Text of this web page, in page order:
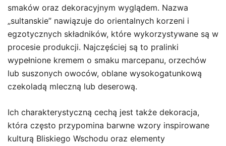
smaków oraz dekoracyjnym wyglądem. Nazwa
„sultanskie” nawiązuje do orientalnych korzeni i
egzotycznych składników, które wykorzystywane są w
procesie produkcji. Najczęściej są to pralinki
wypełnione kremem o smaku marcepanu, orzechów
lub suszonych owoców, oblane wysokogatunkową
czekoladą mleczną lub deserową.
Ich charakterystyczną cechą jest także dekoracja,
która często przypomina barwne wzory inspirowane
kulturą Bliskiego Wschodu oraz elementy